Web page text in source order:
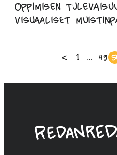
Oppimisen
visuaaliset
Artikkelien
sivutus
< 1 … 49
Linda
Saukko-